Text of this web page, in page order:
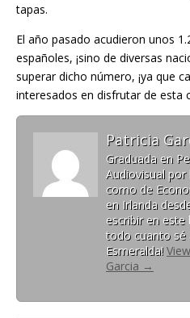
tapas.
El año pasado acudieron unos
españoles, ¡sino de diversas
superar dicho número, ¡ya que
interesados en disfrutar de esta
Patricia
Graduada en
Audiovisual por
como de
en Irlanda
escribir en
todo cuanto sé
Esmeralda!
Garcia →